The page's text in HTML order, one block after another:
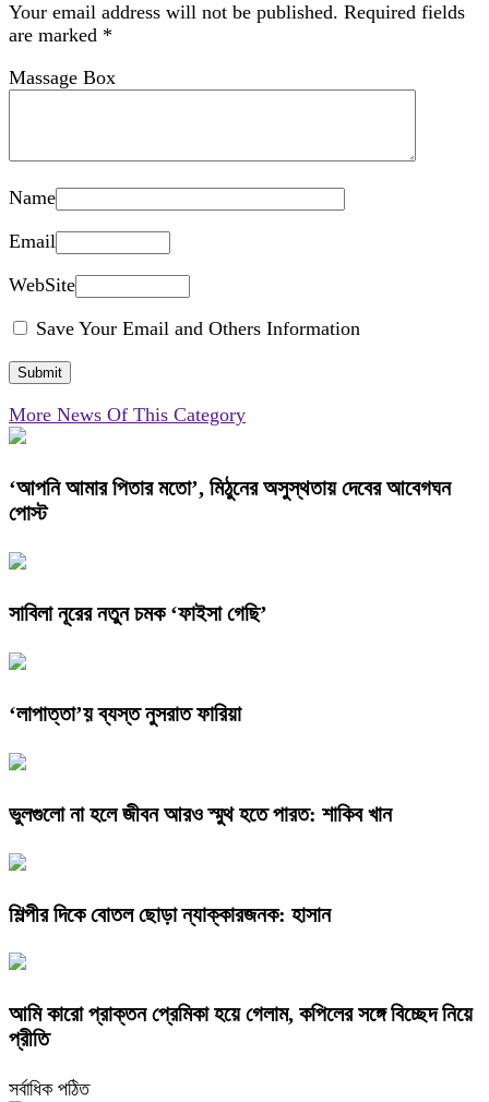
Your email address will not be published. Required fields
are marked *
Massage Box
Name
Email
WebSite
Save Your Email and Others Information
More News Of This Category
‘আপনি আমার পিতার মতো’, মিঠুনের অসুস্থতায় দেবের আবেগঘন
পোস্ট
সাবিলা নূরের নতুন চমক ‘ফাইসা গেছি’
‘লাপাত্তা’য় ব্যস্ত নুসরাত ফারিয়া
ভুলগুলো না হলে জীবন আরও স্মুথ হতে পারত: শাকিব খান
শিল্পীর দিকে বোতল ছোড়া ন্যাক্কারজনক: হাসান
আমি কারো প্রাক্তন প্রেমিকা হয়ে গেলাম, কপিলের সঙ্গে বিচ্ছেদ নিয়ে
প্রীতি
সর্বাধিক পঠিত